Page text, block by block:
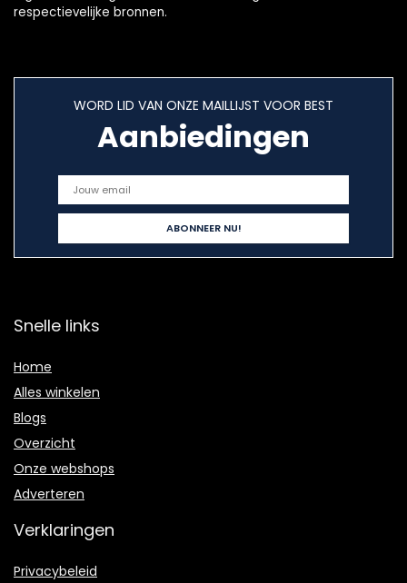
respectievelijke bronnen.
WORD LID VAN ONZE MAILLIJST VOOR BEST
Aanbiedingen
Snelle links
Home
Alles winkelen
Blogs
Overzicht
Onze webshops
Adverteren
Verklaringen
Privacybeleid